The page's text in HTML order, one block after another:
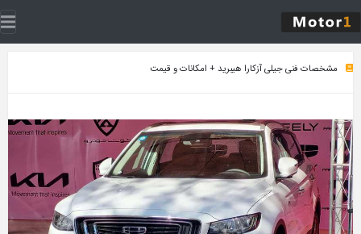
مشخصات فنی جیلی آزکارا هیبرید + امکانات و قیمت